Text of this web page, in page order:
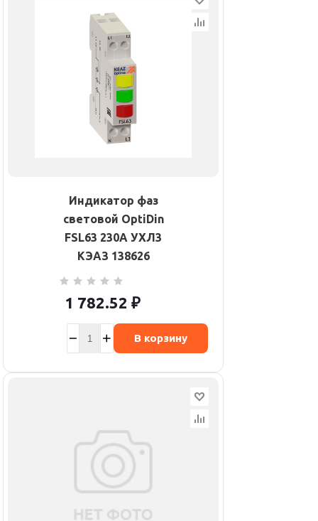
Индикатор фаз
световой OptiDin
FSL63 230A УХЛ3
КЭАЗ 138626
1 782.52 ₽
В корзину